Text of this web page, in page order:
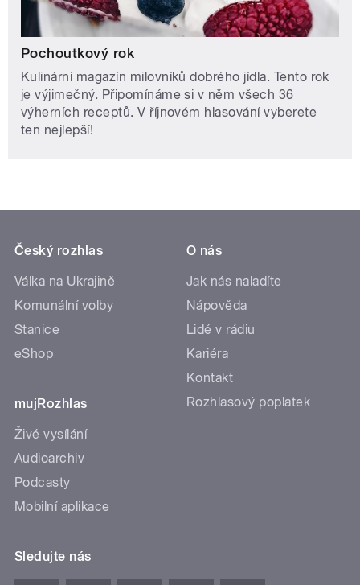
Pochoutkový rok
Kulinární magazín milovníků dobrého jídla. Tento rok
je výjimečný. Připomínáme si v něm všech 36
výherních receptů. V říjnovém hlasování vyberete
ten nejlepší!
Český rozhlas
Válka na Ukrajině
Komunální volby
Stanice
eShop
mujRozhlas
Živé vysílání
Audioarchiv
Podcasty
Mobilní aplikace
O nás
Jak nás naladíte
Nápověda
Lidé v rádiu
Kariéra
Kontakt
Rozhlasový poplatek
Sledujte nás